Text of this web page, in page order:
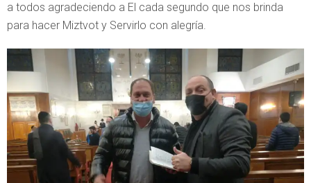
a todos agradeciendo a El cada segundo que nos brinda
para hacer Miztvot y Servirlo con alegría.